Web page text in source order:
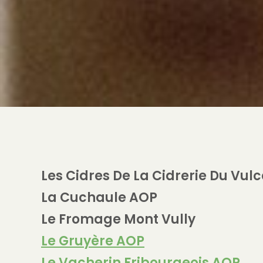
Les Cidres De La Cidrerie Du
La Cuchaule AOP
Le Fromage Mont Vully
Le Gruyère AOP